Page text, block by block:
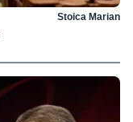
Stoica Marian